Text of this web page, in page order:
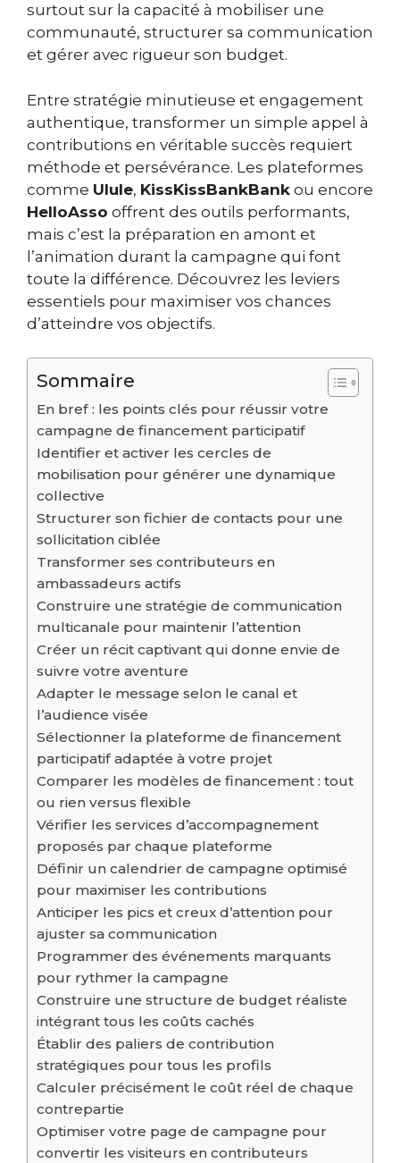
surtout sur la capacité à mobiliser une
communauté, structurer sa communication
et gérer avec rigueur son budget.
Entre stratégie minutieuse et engagement
authentique, transformer un simple appel à
contributions en véritable succès requiert
méthode et persévérance. Les plateformes
comme Ulule, KissKissBankBank ou encore
HelloAsso offrent des outils performants,
mais c’est la préparation en amont et
l’animation durant la campagne qui font
toute la différence. Découvrez les leviers
essentiels pour maximiser vos chances
d’atteindre vos objectifs.
Sommaire
En bref : les points clés pour réussir votre
campagne de financement participatif
Identifier et activer les cercles de
mobilisation pour générer une dynamique
collective
Structurer son fichier de contacts pour une
sollicitation ciblée
Transformer ses contributeurs en
ambassadeurs actifs
Construire une stratégie de communication
multicanale pour maintenir l’attention
Créer un récit captivant qui donne envie de
suivre votre aventure
Adapter le message selon le canal et
l’audience visée
Sélectionner la plateforme de financement
participatif adaptée à votre projet
Comparer les modèles de financement : tout
ou rien versus flexible
Vérifier les services d’accompagnement
proposés par chaque plateforme
Définir un calendrier de campagne optimisé
pour maximiser les contributions
Anticiper les pics et creux d’attention pour
ajuster sa communication
Programmer des événements marquants
pour rythmer la campagne
Construire une structure de budget réaliste
intégrant tous les coûts cachés
Établir des paliers de contribution
stratégiques pour tous les profils
Calculer précisément le coût réel de chaque
contrepartie
Optimiser votre page de campagne pour
convertir les visiteurs en contributeurs